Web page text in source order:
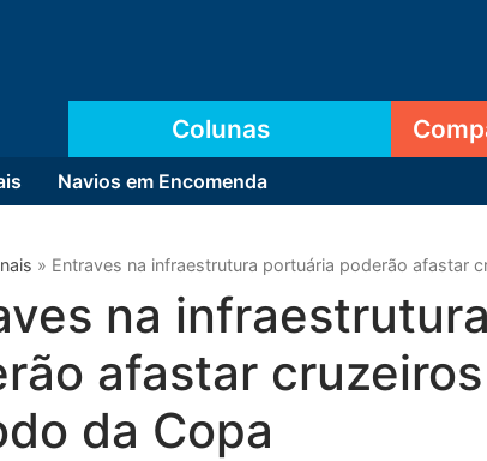
Navios em Encomenda
Colunas
» Entraves na infraestrutura portuária poderão afastar
na
afastar
da Copa